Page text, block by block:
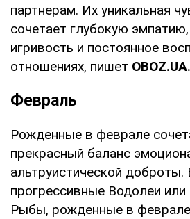
партнерам. Их уникальная
сочетает глубокую
игривость и постоянное
отношениях, пишет OBOZ.UA.
Февраль
Рожденные в феврале
прекрасный баланс
альтруистической доброты.
прогрессивные Водолеи
Рыбы, рожденные в